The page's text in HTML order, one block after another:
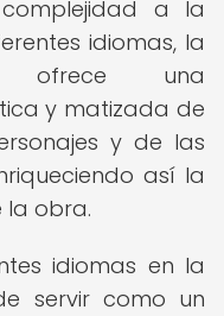
a la
idiomas, la
ofrece una
y matizada de
y de las
así la
obra.
idiomas en la
servir como un